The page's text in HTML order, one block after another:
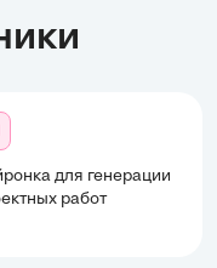
для генерации
работ